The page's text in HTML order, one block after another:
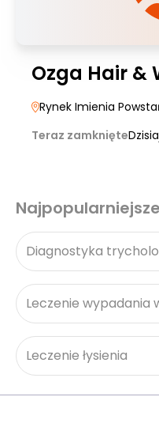
Ozga Hair &
Rynek Imienia
Teraz zamknięte
Diagnostyka
Leczenie wypadania
Leczenie łysienia